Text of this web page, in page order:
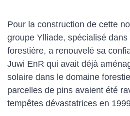
Pour la construction de cette
groupe Ylliade, spécialisé dans
forestière, a renouvelé sa
Juwi EnR qui avait déjà
solaire dans le domaine
parcelles de pins avaient été
tempêtes dévastatrices en